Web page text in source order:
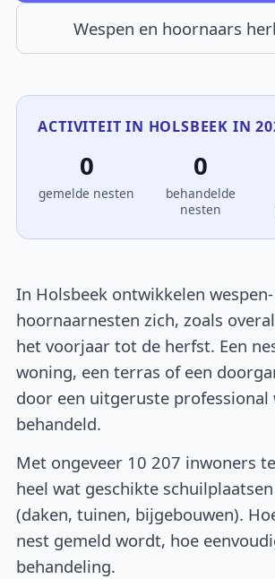
Wespen en hoornaars
ACTIVITEIT IN HOLSBEEK IN
0
gemelde nesten
0
behandelde
nesten
In Holsbeek ontwikkelen
hoornaarnesten zich, zoals
het voorjaar tot de herfst. Een
woning, een terras of een
door een uitgeruste professional
behandeld.
Met ongeveer 10 207 inwoners
heel wat geschikte
(daken, tuinen, bijgebouwen).
nest gemeld wordt, hoe
behandeling.